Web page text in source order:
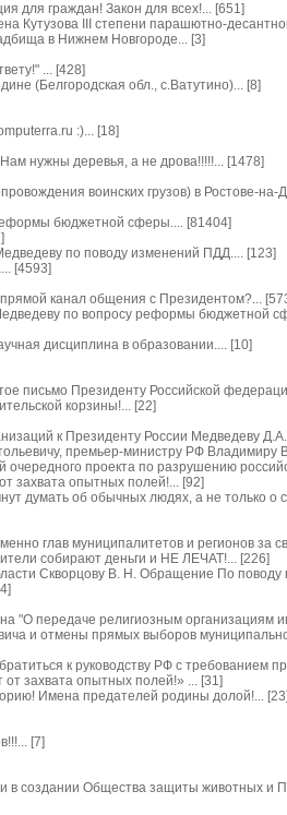
для граждан! Закон для всех!... [651]
Кутузова III степени парашютно-
в Нижнем Новгороде... [3]
... [428]
(Белгородская обл., с.Ватутино)... [8]
:)... [18]
нужны деревья, а не дрова!!!!!... [1478]
воинских грузов) в Ростове-
бюджетной сферы.... [81404]
по поводу изменений ПДД.... [123]
[4593]
канал общения с Президентом?...
по вопросу реформы бюджетной
дисциплина в образовании.... [10]
письмо Президенту Российской
корзины!... [22]
к Президенту России Медведеву
премьер-министру РФ Владимиру
проекта по разрушению
захвата опытных полей!... [92]
думать об обычных людях, а не только о
глав муниципалитетов и регионов за
собирают деньги и НЕ ЛЕЧАТ!... [226]
Скворцову В. Н. Обращение По поводу
"О передаче религиозным организациям
и отмены прямых выборов
к руководству РФ с требованием
захвата опытных полей!» ... [31]
Имена предателей родины долой!... [23]
[7]
в создании Общества защиты животных и